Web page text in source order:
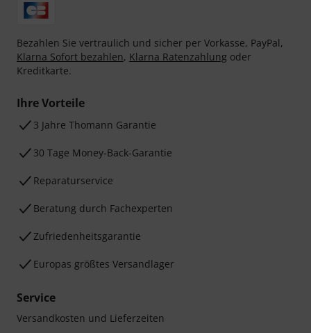
Bezahlen Sie vertraulich und sicher per Vorkasse, PayPal,
Klarna Sofort bezahlen, Klarna Ratenzahlung oder
Kreditkarte.
Ihre Vorteile
3 Jahre Thomann Garantie
30 Tage Money-Back-Garantie
Reparaturservice
Beratung durch Fachexperten
Zufriedenheitsgarantie
Europas größtes Versandlager
Service
Versandkosten und Lieferzeiten